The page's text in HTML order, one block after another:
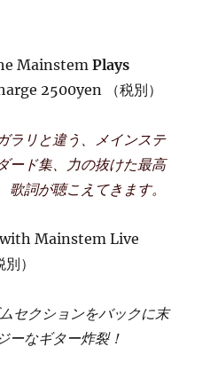
MainstemPlays
2500yen （税別）
ラリと違う、メインステ
ード集、
力の抜けた最高
歌詞が聴こえてきます。
Mainstem Live
）
セクションをバックに末
ーなギター炸裂！